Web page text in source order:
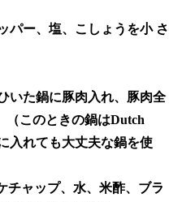
パー、塩、こしょうを小 さ
いた鍋に豚肉入れ、豚肉全
（このときの鍋はDutch
入れても大丈夫な鍋を使
チャップ、水、米酢、ブラ